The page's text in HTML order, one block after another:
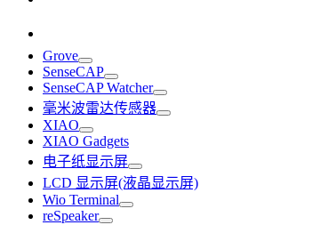
Grove
SenseCAP
SenseCAP Watcher
毫米波雷达传感器
XIAO
XIAO Gadgets
电子纸显示屏
LCD 显示屏(液晶显示屏)
Wio Terminal
reSpeaker